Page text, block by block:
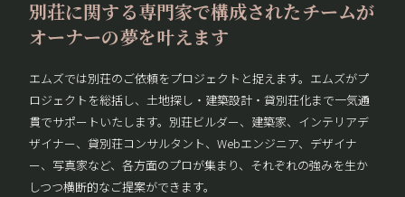
別荘に関する専門家で構成されたチームが
オーナーの夢を叶えます
エムズでは別荘のご依頼をプロジェクトと捉えます。エムズがプ
ロジェクトを総括し、土地探し・建築設計・貸別荘化まで一気通
貫でサポートいたします。別荘ビルダー、建築家、インテリアデ
ザイナー、貸別荘コンサルタント、Webエンジニア、デザイナ
ー、写真家など、各方面のプロが集まり、それぞれの強みを生か
しつつ横断的なご提案ができます。